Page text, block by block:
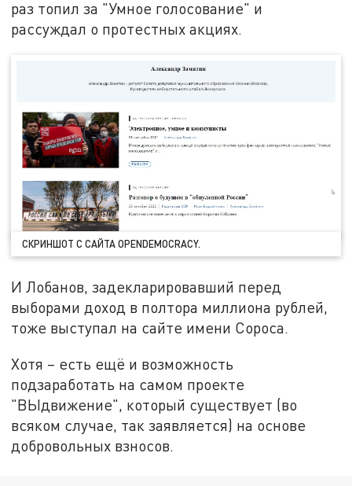
раз топил за "Умное голосование" и
рассуждал о протестных акциях.
СКРИНШОТ С САЙТАOPENDEMOCRACY.
И Лобанов, задекларировавший перед
выборами доход в полтора миллиона рублей,
тоже выступал на сайте имени Сороса.
Хотя – есть ещё и возможность
подзаработать на самом проекте
"ВЫдвижение", который существует (во
всяком случае, так заявляется) на основе
добровольных взносов.